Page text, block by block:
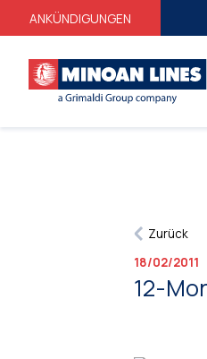
ANKÜNDIGUNGEN
Zurück
18/02/2011
12-